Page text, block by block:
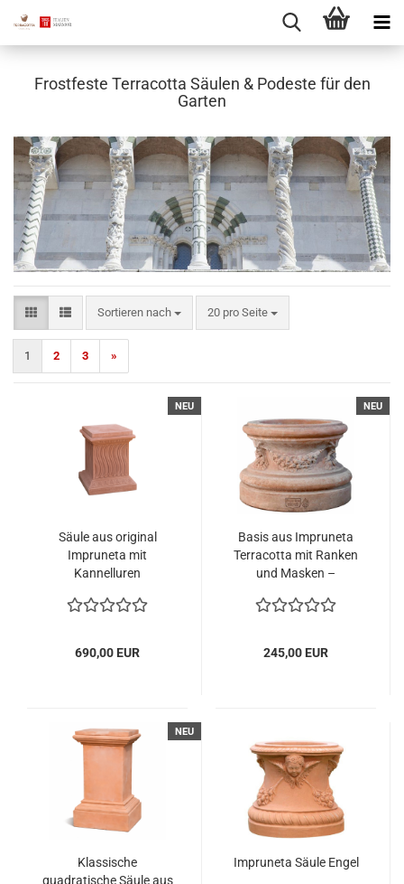
Frostfeste Terracotta Säulen & Podeste für den
Garten
Sortieren nach
Sortieren nach 20 pro Seite
pro Seite
1 2 3 »
NEU
Säule aus original
Impruneta mit
Kannelluren
690,00 EUR
NEU
Basis aus Impruneta
Terracotta mit Ranken
und Masken –
frostsicher
245,00 EUR
NEU
Klassische
quadratische Säule aus
Impruneta Säule Engel